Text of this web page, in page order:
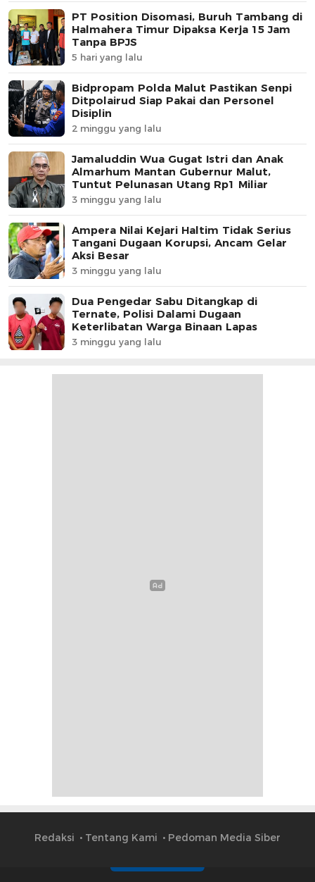
PT Position Disomasi, Buruh Tambang di
Halmahera Timur Dipaksa Kerja 15 Jam
Tanpa BPJS
5 hari yang lalu
Bidpropam Polda Malut Pastikan Senpi
Ditpolairud Siap Pakai dan Personel
Disiplin
2 minggu yang lalu
Jamaluddin Wua Gugat Istri dan Anak
Almarhum Mantan Gubernur Malut,
Tuntut Pelunasan Utang Rp1 Miliar
3 minggu yang lalu
Ampera Nilai Kejari Haltim Tidak Serius
Tangani Dugaan Korupsi, Ancam Gelar
Aksi Besar
3 minggu yang lalu
Dua Pengedar Sabu Ditangkap di
Ternate, Polisi Dalami Dugaan
Keterlibatan Warga Binaan Lapas
3 minggu yang lalu
Redaksi Tentang Kami Pedoman Media Siber